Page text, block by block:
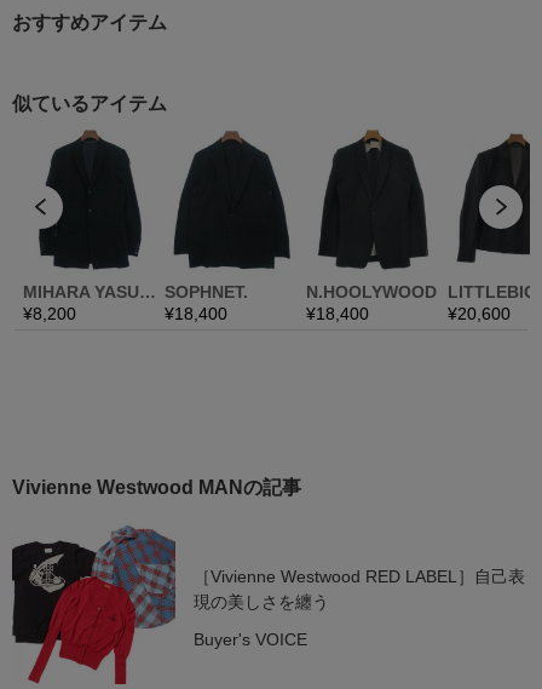
おすすめアイテム
Vivienne Westwood MANの記事
［Vivienne Westwood RED LABEL］自己表
現の美しさを纏う
Buyer's VOICE